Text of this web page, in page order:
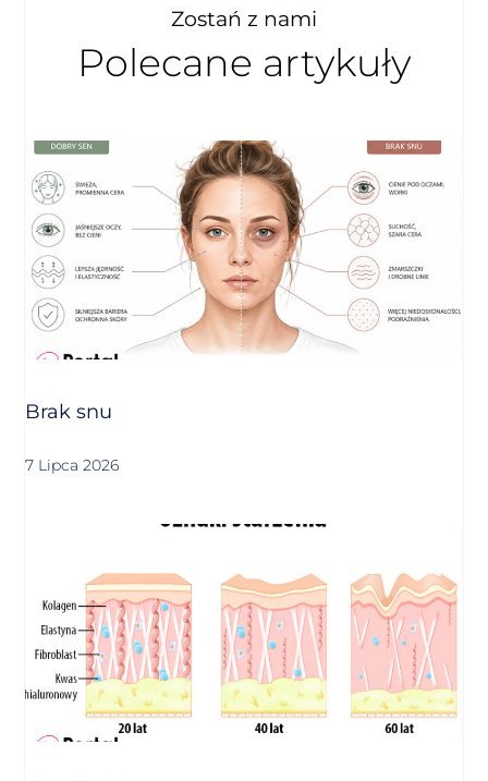
Zostań z nami
Polecane artykuły
Brak snu
7 Lipca 2026